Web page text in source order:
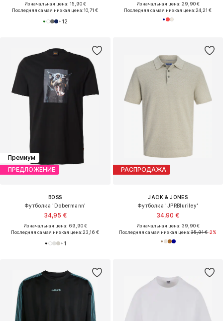
Изначальная цена: 15,90 €
Последняя самая низкая цена:10,71 €
+12
Изначальная цена: 29,90 €
Последняя самая низкая цена:24,21 €
Премиум
ПРЕДЛОЖЕНИЕ
BOSS
Футболка 'Dobermann'
34,95 €
Изначальная цена: 69,90 €
Последняя самая низкая цена:23,16 €
+1
РАСПРОДАЖА
JACK & JONES
Футболка 'JPRBluriley'
34,90 €
Изначальная цена: 39,90 €
Последняя самая низкая цена:35,91 €-2%